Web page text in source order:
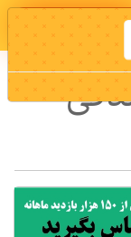
اپلیکیشن